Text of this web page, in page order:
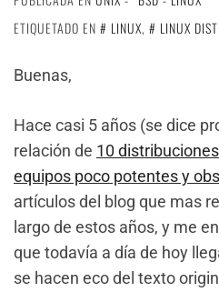
ETIQUETADO EN
LINUX, LINUX
Buenas,
Hace casi 5 años (se dice
relación de 10
equipos poco potentes y
artículos del blog que mas
largo de estos años, y me
que todavía a día de hoy
se hacen eco del texto